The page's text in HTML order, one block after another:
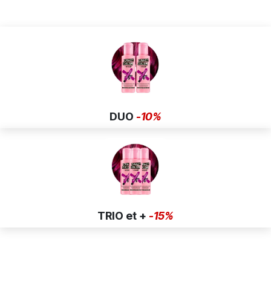
DUO -10%
TRIO et + -15%